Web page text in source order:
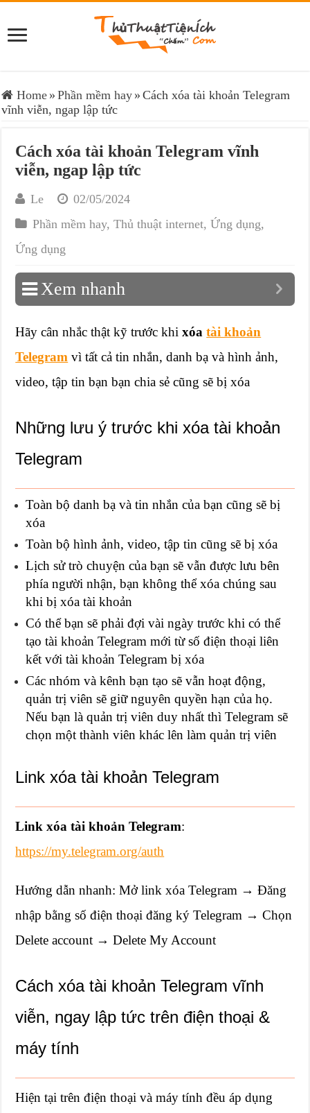
Home » Phần mềm hay » Cách xóa tài khoản Telegram
vĩnh viễn, ngap lập tức
Cách xóa tài khoản Telegram vĩnh
viễn, ngap lập tức
Le
02/05/2024
Phần mềm hay,Thủ thuật internet,Ứng dụng,
Ứng dụng
Xem nhanh
Hãy cân nhắc thật kỹ trước khixóatài khoản
Telegram vì tất cả tin nhắn, danh bạ và hình ảnh,
video, tập tin bạn bạn chia sẻ cũng sẽ bị xóa
Những lưu ý trước khi xóa tài khoản
Telegram
Toàn bộ danh bạ và tin nhắn của bạn cũng sẽ bị
xóa
Toàn bộ hình ảnh, video, tập tin cũng sẽ bị xóa
Lịch sử trò chuyện của bạn sẽ vẫn được lưu bên
phía người nhận, bạn không thể xóa chúng sau
khi bị xóa tài khoản
Có thể bạn sẽ phải đợi vài ngày trước khi có thể
tạo tài khoản Telegram mới từ số điện thoại liên
kết với tài khoản Telegram bị xóa
Các nhóm và kênh bạn tạo sẽ vẫn hoạt động,
quản trị viên sẽ giữ nguyên quyền hạn của họ.
Nếu bạn là quản trị viên duy nhất thì Telegram sẽ
chọn một thành viên khác lên làm quản trị viên
Link xóa tài khoản Telegram
Link xóa tài khoản Telegram:
https://my.telegram.org/auth
Hướng dẫn nhanh: Mở link xóa Telegram → Đăng
nhập bằng số điện thoại đăng ký Telegram → Chọn
Delete account → Delete My Account
Cách xóa tài khoản Telegram vĩnh
viễn, ngay lập tức trên điện thoại &
máy tính
Hiện tại trên điện thoại và máy tính đều áp dụng